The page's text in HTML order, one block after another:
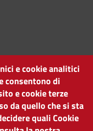
e cookie analitici
consentono di
e cookie terze
da quello che si sta
quali Cookie